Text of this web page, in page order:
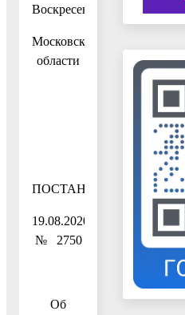
Воскресенск
Московской
области
ПОСТАНОВЛЕНИЕ
19.08.2020
№ 2750
Об